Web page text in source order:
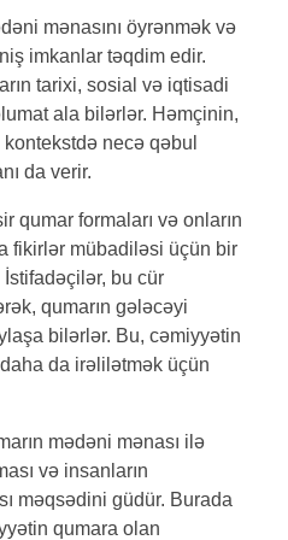
mənasını öyrənmək və
imkanlar təqdim edir.
tarixi, sosial və iqtisadi
ala bilərlər. Həmçinin,
necə qəbul
da verir.
qumar formaları və onların
fikirlər mübadiləsi üçün bir
İstifadəçilər, bu cür
qumarın gələcəyi
bilərlər. Bu, cəmiyyətin
da irəlilətmək üçün
mədəni mənası ilə
və insanların
məqsədini güdür. Burada
qumara olan